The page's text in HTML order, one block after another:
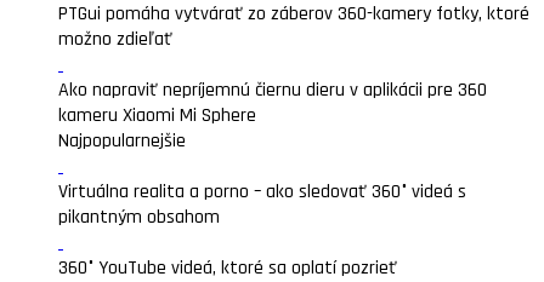
PTGui pomáha vytvárať zo záberov 360-kamery fotky, ktoré
možno zdieľať
Ako napraviť nepríjemnú čiernu dieru v aplikácii pre 360
kameru Xiaomi Mi Sphere
Najpopularnejšie
Virtuálna realita a porno – ako sledovať 360° videá s
pikantným obsahom
360° YouTube videá, ktoré sa oplatí pozrieť